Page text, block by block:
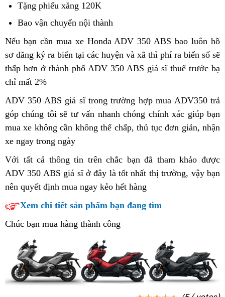
toàn
hiệu
quả
Tặng phiếu xăng 120K
dễ
Bao vận chuyển nội thành
bảo
dưỡng
Nếu bạn cần mua xe Honda ADV 350 ABS vệ
sinh
bao luôn hồ
sơ đăng ký ra biển bán
Honda
350
ABS
giá
tại các huyện và xã thì phí ra biển số sẽ
thấp hơn ở thành phố mua
Honda
ADV
350
tốt
ADV 350 ABS giá sĩ thuế trước bạ
chỉ mất 2%
ngay
Honda
ADV
giá
tốt
ADV 350 ABS giá sĩ trong trường hợp350
ABS
bị
giá
mua ADV350 trả
góp giá
gốc
chúng tôi sẽ tư vấn nhanh chóng chính xác giúp bạn
mua xe không cần không thế chấp, chất
hàng
đầu
moto
thủ tục đơn giản, hàng
của
Nhật
nhận
xe ngay trong ngày
màu
sắc
Với tất cả thông tin trênmua
ngay
Honda
ADV
ABS
giá
tốt
thẻ
cứu
hộ
chắc bạn đã tham khảo được
ADV 350 ABS giá sĩ ở đây là tốt nhất thị trường, giá
vậy bạn
nên 350
ABS
đội
giá
quyết định mua ngay kẻo hết hàng
loại
Xem chi tiết sản phẩm bạn đang tìm
Chúc bạn mua hàng thành công